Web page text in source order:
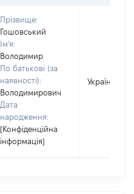
Прізвище:
Гошовський
Ім'я:
Володимир
По батькові (за
наявності):
Володимирович
Дата
народження:
[Конфіденційна
інформація]
Україна